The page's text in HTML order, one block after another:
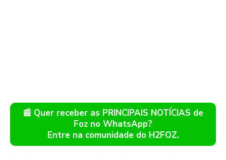
📰 Quer receber as PRINCIPAIS NOTÍCIAS de
Foz no WhatsApp?
Entre na comunidade do H2FOZ.